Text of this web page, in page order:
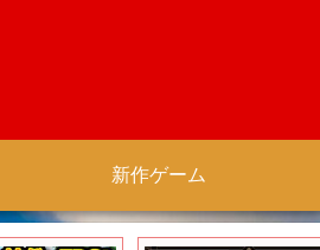
新作ゲーム